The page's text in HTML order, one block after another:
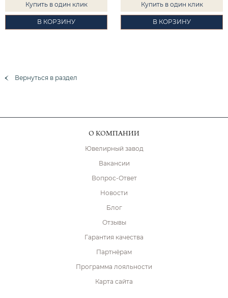
Купить в один клик
В КОРЗИНУ
Купить в один клик
В КОРЗИНУ
Вернуться в раздел
О КОМПАНИИ
Ювелирный завод
Вакансии
Вопрос-Ответ
Новости
Блог
Отзывы
Гарантия качества
Партнёрам
Программа лояльности
Карта сайта